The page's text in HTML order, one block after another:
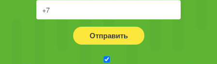
Отправить